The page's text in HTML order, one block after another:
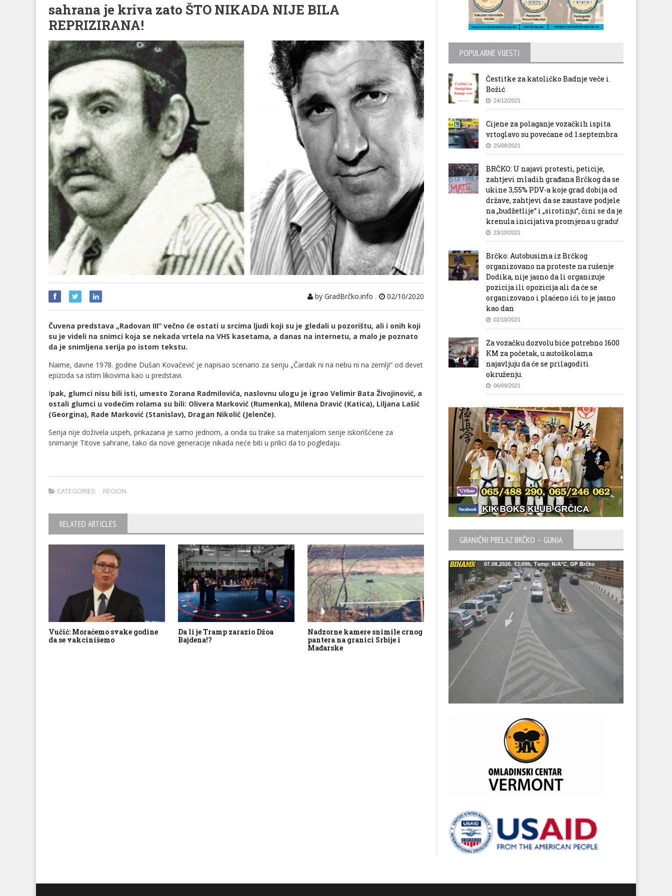
sahrana je kriva zato ŠTO NIKADA NIJE BILA
REPRIZIRANA!
by GradBrčko.info , 02/10/2020
Čuvena predstava „Radovan III“ večno će ostati u srcima ljudi koji su je gledali u pozorištu, ali i onih koji
su je videli na snimci koja se nekada vrtela na VHS kasetama, a danas na internetu, a malo je poznato
da je snimljena serija po istom tekstu.
Naime, davne 1978. godine Dušan Kovačević je napisao scenario za seriju „Čardak ni na nebu ni na zemlji“ od devet
epizoda sa istim likovima kao u predstavi.
Ipak, glumci nisu bili isti, umesto Zorana Radmilovića, naslovnu ulogu je igrao Velimir Bata Živojinović, a
ostali glumci u vodećim rolama su bili: Olivera Marković (Rumenka), Milena Dravić (Katica), Liljana Lašić
(Georgina), Rade Marković (Stanislav), Dragan Nikolić (Jelenče).
Serija nije doživela uspeh, prikazana je samo jednom, a onda su trake sa materijalom serije iskorišćene za
snimanje Titove sahrane, tako da nove generacije nikada neće biti u prilici da to pogledaju.
CATEGORIES: REGION
RELATED ARTICLES
Vučić: Moraćemo svake godine
da se vakcinišemo
Da li je Tramp zarazio Džoa
Bajdena!?
Nadzorne kamere snimile crnog
pantera na granici Srbije i
Mađarske
Slijedi porast broja zaraženih od
Korone
Aleksa Bečić novi
crnogorskog parlamenta
POPULARNE VIJESTI
Čestitke za katoličko Badnje veče i
Božić
24/12/2021
Cijene za polaganje vozačkih ispita
vrtoglavo su povećane od 1.septembra
25/08/2021
BRČKO: U najavi protesti, peticije,
zahtjevi mladih građana Brčkog da se
ukine 3,55% PDV-a koje grad dobija od
države, zahtjevi da se zaustave podjele
na „budžetlije“ i „sirotinju“, čini se da je
krenula inicijativa promjena u gradu!
23/10/2021
Brčko: Autobusima iz Brčkog
organizovano na proteste na rušenje
Dodika, nije jasno da li organizuje
pozicija ili opozicija ali da će se
organizovano i plaćeno ići to je jasno
kao dan
02/10/2021
Za vozačku dozvolu biće potrebno 1600
KM za početak, u autoškolama
najavljuju da će se prilagoditi
okruženju.
06/09/2021
GRANIČNI PRELAZ BRČKO – GUNJA